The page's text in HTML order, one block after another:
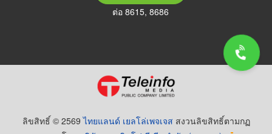
ต่อ 8615, 8686
ลิขสิทธิ์ © 2569ไทยแลนด์ เยลโล่เพจเจส สงวนลิขสิทธิ์ตามกฏ